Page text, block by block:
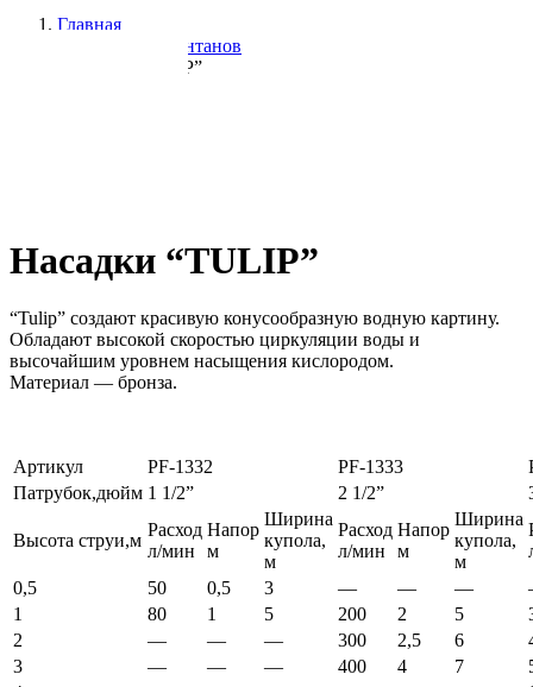
Главная
Насадки для фонтанов
Насадки “TULIP”
Насадки “TULIP”
“Tulip” создают красивую конусообразную водную картину.
Обладают высокой скоростью циркуляции воды и
высочайшим уровнем насыщения кислородом.
Материал — бронза.
Артикул PF-1332 PF-1333
Патрубок,дюйм 1 1/2” 2 1/2”
Высота струи,м
Расход
л/мин
Напор
м
Ширина
купола,
м
Расход
л/мин
Напор
м
Ширина
купола,
м
0,5
50 0,5 3 — — —
1
80 1 5 200 2 5
2
— — — 300 2,5 6
3
— — — 400 4 7